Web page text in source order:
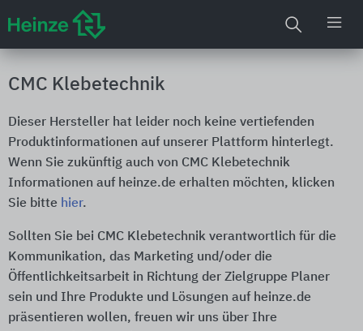
CMC Klebetechnik
Dieser Hersteller hat leider noch keine vertiefenden
Produktinformationen auf unserer Plattform hinterlegt.
Wenn Sie zukünftig auch von CMC Klebetechnik
Informationen auf heinze.de erhalten möchten, klicken
Sie bitte hier.
Sollten Sie bei CMC Klebetechnik verantwortlich für die
Kommunikation, das Marketing und/oder die
Öffentlichkeitsarbeit in Richtung der Zielgruppe Planer
sein und Ihre Produkte und Lösungen auf heinze.de
präsentieren wollen, freuen wir uns über Ihre